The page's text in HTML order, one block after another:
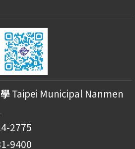
Taipei Municipal Nanmen
2775
9400